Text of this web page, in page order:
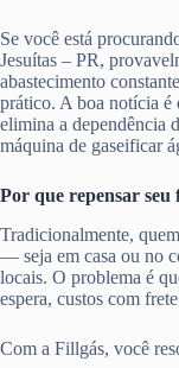
Se você está
Jesuítas – PR,
abastecimento
prático. A boa notícia é
elimina a dependência
máquina de gaseificar
Por que repensar seu
Tradicionalmente,
— seja em casa ou no
locais. O problema é
espera, custos com
Com a Fillgás, você